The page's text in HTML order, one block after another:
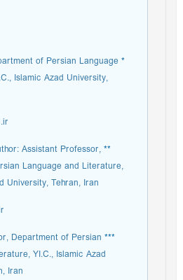
of Persian Language
Islamic Azad University,
**
Assistant Professor,
Language and Literature,
University, Tehran, Iran.
***
Department of Persian
YI.C., Islamic Azad
Iran.